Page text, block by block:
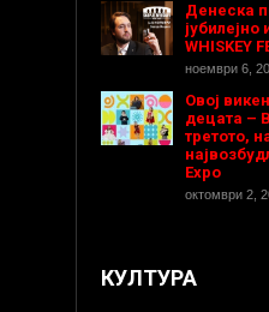
Денеска
јубилејно
WHISKEY
ноември 6,
Овој
децата –
третото,
Expo
октомври 2,
КУЛТУРА